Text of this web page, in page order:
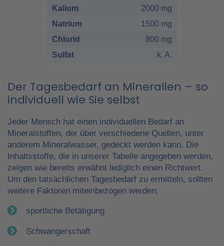
Kalium
2000 mg
Natrium
1500 mg
Chlorid
800 mg
Sulfat
k. A.
Der Tagesbedarf an Mineralien – so
individuell wie Sie selbst
Jeder Mensch hat einen individuellen Bedarf an
Mineralstoffen, der über verschiedene Quellen, unter
anderem Mineralwasser, gedeckt werden kann. Die
Inhaltsstoffe, die in unserer Tabelle angegeben werden,
zeigen wie bereits erwähnt lediglich einen Richtwert.
Um den tatsächlichen Tagesbedarf zu ermitteln, sollten
weitere Faktoren miteinbezogen werden:
sportliche Betätigung
Schwangerschaft